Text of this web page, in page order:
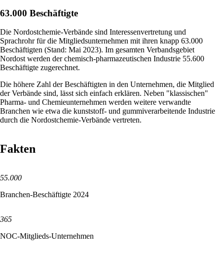
63.000 Beschäftigte
Die Nordostchemie-Verbände sind Interessenvertretung und
Sprachrohr für die Mitgliedsunternehmen mit ihren knapp 63.000
Beschäftigten (Stand: Mai 2023). Im gesamten Verbandsgebiet
Nordost werden der chemisch-pharmazeutischen Industrie 55.600
Beschäftigte zugerechnet.
Die höhere Zahl der Beschäftigten in den Unternehmen, die Mitglied
der Verbände sind, lässt sich einfach erklären. Neben "klassischen"
Pharma- und Chemieunternehmen werden weitere verwandte
Branchen wie etwa die kunststoff- und gummiverarbeitende Industrie
durch die Nordostchemie-Verbände vertreten.
Fakten
55.000
Branchen-Beschäftigte 2024
365
NOC-Mitglieds-Unternehmen